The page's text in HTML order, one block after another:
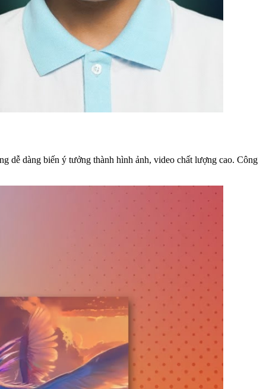
dễ dàng biến ý tưởng thành hình ảnh, video chất lượng cao. Công